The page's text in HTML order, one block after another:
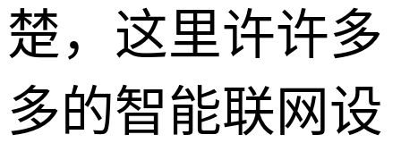
楚，这里许许多
多的智能联网设